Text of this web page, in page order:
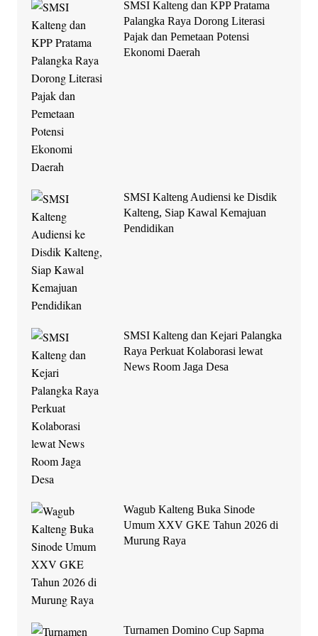
SMSI Kalteng dan KPP Pratama
Palangka Raya Dorong Literasi
Pajak dan Pemetaan Potensi
Ekonomi Daerah
SMSI Kalteng Audiensi ke Disdik
Kalteng, Siap Kawal Kemajuan
Pendidikan
SMSI Kalteng dan Kejari Palangka
Raya Perkuat Kolaborasi lewat
News Room Jaga Desa
Wagub Kalteng Buka Sinode
Umum XXV GKE Tahun 2026 di
Murung Raya
Turnamen Domino Cup Sapma